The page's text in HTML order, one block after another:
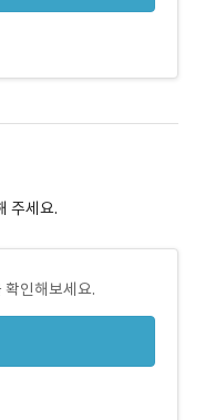
주세요.
확인해보세요.